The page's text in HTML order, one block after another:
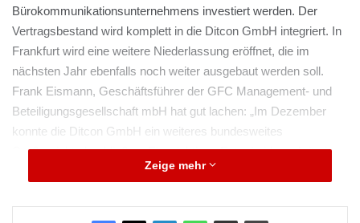
Bürokommunikationsunternehmens investiert werden. Der
Vertragsbestand wird komplett in die Ditcon GmbH integriert. In
Frankfurt wird eine weitere Niederlassung eröffnet, die im
nächsten Jahr ebenfalls noch weiter ausgebaut werden soll.
Frank Eismann, Geschäftsführer der GFC Management- und
Beteiligungsgesellschaft mbH hat gut lachen: „Im Dezember
konnte die Ditcon GmbH ein weiteres bundesweites
Großprojekt abschließen. Ein wichtiges Entscheidungskriterium
war hier die Kompetenz als IT-Systemhaus in Kombination mit
GFC Management- und Beteiligungsgesellschaft die Assets
Zeige mehr